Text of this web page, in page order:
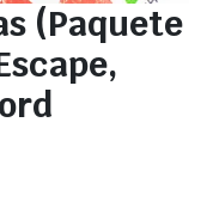
(Paquete